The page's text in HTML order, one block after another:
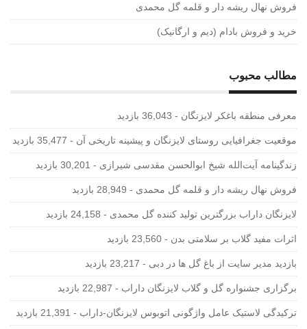
فروش نهال ریشه دار و قلمه گل محمدی
خرید و فروش بادام (دیم و ارگانیک)
مطالب محبوب
معرفی منطقه باغکر لایزنگان - 36,043 بازدید
موقعیت جغرافیایی روستای لایزنگان و پیشینه تاریخی آن - 35,477 بازدید
زندگینامه آیت‌الله شیخ ابوالحسن‌ مقدسی شیرازی‌ - 30,201 بازدید
فروش نهال ریشه دار و قلمه گل محمدی - 28,949 بازدید
لایزنگان داراب بزرگترین تولید کننده گل محمدی - 24,158 بازدید
اثرات مفید گلاب بر سلامتی بدن - 23,560 بازدید
بازدید مدیر سایت از باغ گل ها در دبی - 23,217 بازدید
برگزاری جشنواره گل و گلاب لایزنگان داراب - 22,987 بازدید
ترکیدگی لاستیک عامل واژگونی اتوبوس لایزنگان-داراب - 21,391 بازدید